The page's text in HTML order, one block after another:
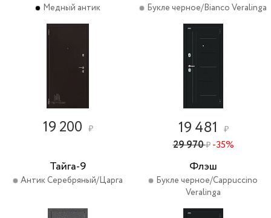
Медный антик
19 200 ₽
Букле черное/Bianco Veralinga
19 481 ₽
29 970₽ -35%
Тайга-9
Антик Серебряный/Царга
Флэш
Букле черное/Cappuccino
Veralinga